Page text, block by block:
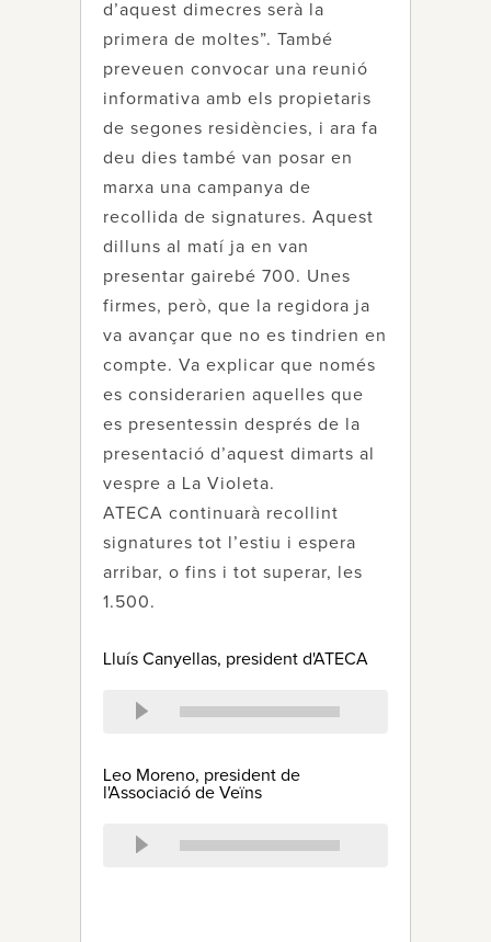
d’aquest dimecres serà la
primera de moltes”. També
preveuen convocar una reunió
informativa amb els propietaris
de segones residències, i ara fa
deu dies també van posar en
marxa una campanya de
recollida de signatures. Aquest
dilluns al matí ja en van
presentar gairebé 700. Unes
firmes, però, que la regidora ja
va avançar que no es tindrien en
compte. Va explicar que només
es considerarien aquelles que
es presentessin després de la
presentació d’aquest dimarts al
vespre a La Violeta.
ATECA continuarà recollint
signatures tot l’estiu i espera
arribar, o fins i tot superar, les
1.500.
Lluís Canyellas, president d'ATECA
Leo Moreno, president de
l'Associació de Veïns